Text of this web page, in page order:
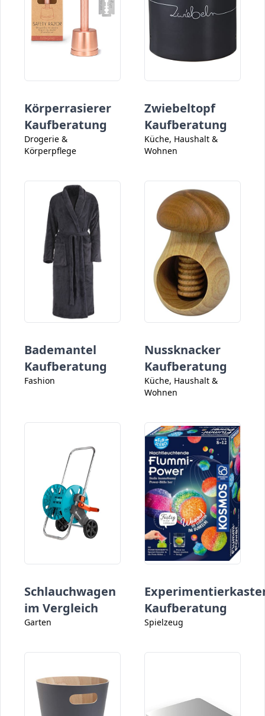
Körperrasierer
Kaufberatung
Drogerie &
Körperpflege
Zwiebeltopf
Kaufberatung
Küche, Haushalt &
Wohnen
Bademantel
Kaufberatung
Fashion
Nussknacker
Kaufberatung
Küche, Haushalt &
Wohnen
Schlauchwagen
im Vergleich
Garten
Kaufberatung
Spielzeug